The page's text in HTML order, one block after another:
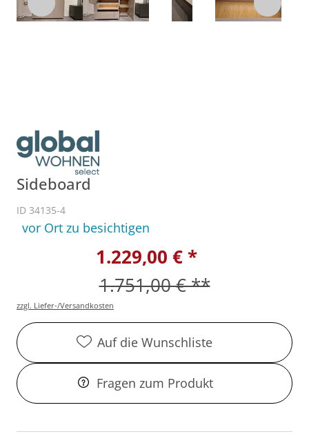
Sideboard
ID 34135-4
vor Ort zu besichtigen
1.229,00 € *
1.751,00 € **
zzgl. Liefer-/Versandkosten
Auf die Wunschliste
Fragen zum Produkt